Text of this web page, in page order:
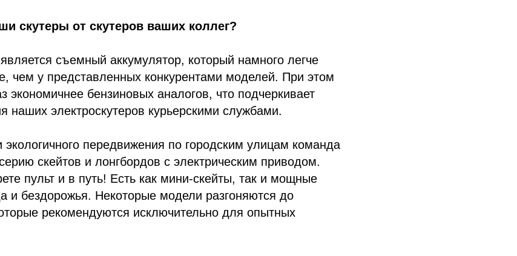
скутеры от скутеров ваших коллег?
съемный аккумулятор, который намного легче
чем у представленных конкурентами моделей. При этом
экономичнее бензиновых аналогов, что подчеркивает
наших электроскутеров курьерскими службами.
экологичного передвижения по городским улицам команда
скейтов и лонгбордов с электрическим приводом.
пульт и в путь! Есть как мини-скейты, так и мощные
и бездорожья. Некоторые модели разгоняются до
рекомендуются исключительно для опытных